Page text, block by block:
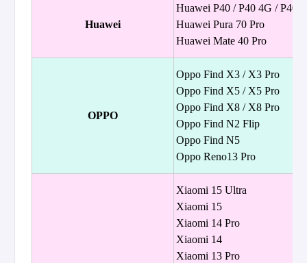
Huawei
Huawei P40 / P40 4G / P40
Huawei Pura 70 Pro
Huawei Mate 40 Pro
OPPO
Oppo Find X3 / X3 Pro
Oppo Find X5 / X5 Pro
Oppo Find X8 / X8 Pro
Oppo Find N2 Flip
Oppo Find N5
Oppo Reno13 Pro
Xiaomi 15 Ultra
Xiaomi 15
Xiaomi 14 Pro
Xiaomi 14
Xiaomi 13 Pro